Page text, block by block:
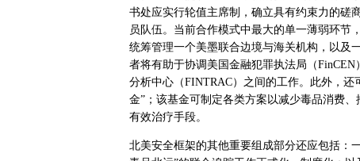
书处应实行轮值主席制，确立具有约束力的磋
员队伍。当前合作模式中最大的单一薄弱环节
统筹管理一个美墨联合边境与海关机构，以及
者将有助于协调美国金融犯罪执法局（FinCEN
分析中心（FINTRAC）之间的工作。此外，还
金”；该基金可制定各类方案以减少毒品消费
有效治疗手段。
北美安全框架的其他重要组成部分还应包括：